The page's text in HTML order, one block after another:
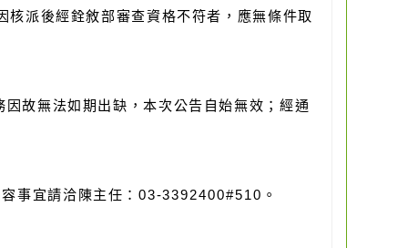
派後經銓敘部審查資格不符者，應無條件取
因故無法如期出缺，本次公告自始無效；經通
容事宜請洽陳主任：03-3392400#510。